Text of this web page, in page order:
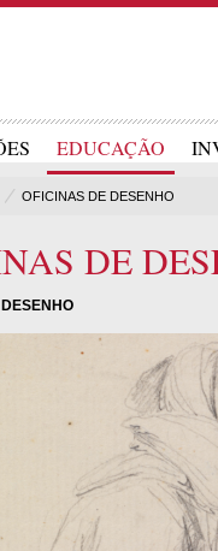
EDUCAÇÃO
OFICINAS DE DESENHO
DE